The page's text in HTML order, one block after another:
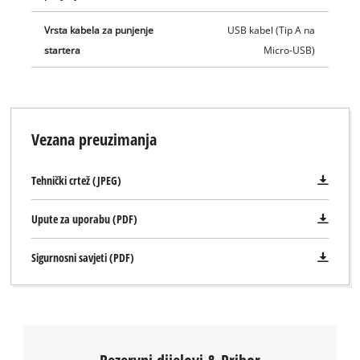
Vrsta kabela za punjenje
startera
USB kabel (Tip A na
Micro-USB)
Vezana preuzimanja
Tehnički crtež (JPEG)
Upute za uporabu (PDF)
Sigurnosni savjeti (PDF)